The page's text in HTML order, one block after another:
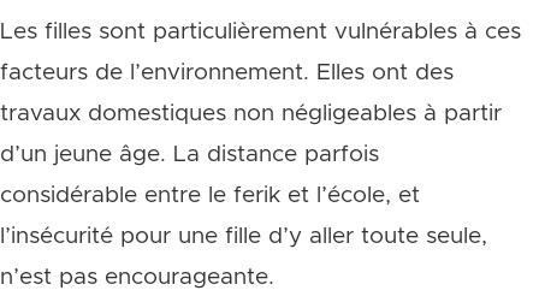
Les filles sont particulièrement vulnérables à ces
facteurs de l’environnement. Elles ont des
travaux domestiques non négligeables à partir
d’un jeune âge. La distance parfois
considérable entre le ferik et l’école, et
l’insécurité pour une fille d’y aller toute seule,
n’est pas encourageante.